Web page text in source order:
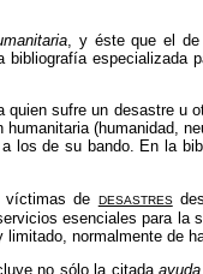
, y éste que el
especializada
sufre un desastre u
(humanidad,
de su bando. En la
víctimas de desastres
esenciales para la
normalmente de
no sólo la citada